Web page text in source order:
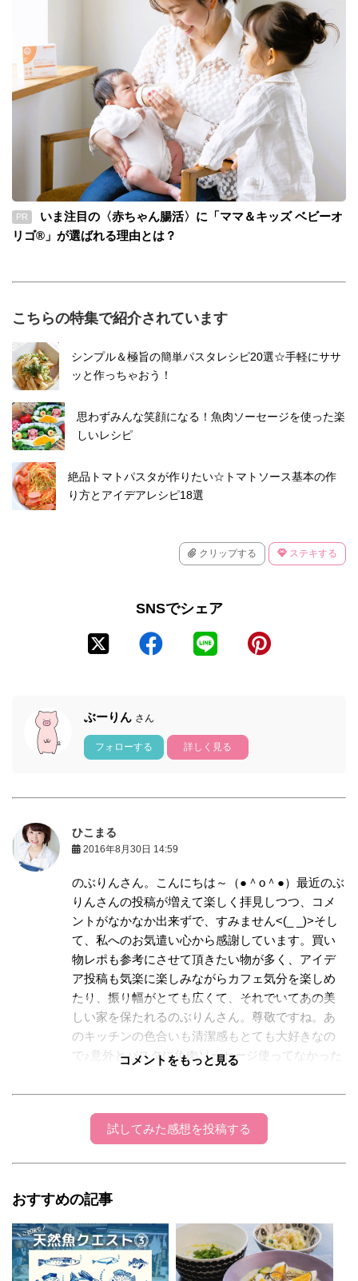
PR
いま注目の〈赤ちゃん腸活〉に「ママ＆キッズ ベビーオ
リゴ®」が選ばれる理由とは？
こちらの特集で紹介されています
シンプル＆極旨の簡単パスタレシピ20選☆手軽にササ
ッと作っちゃおう！
思わずみんな笑顔になる！魚肉ソーセージを使った楽
しいレシピ
絶品トマトパスタが作りたい☆トマトソース基本の作
り方とアイデアレシピ18選
クリップする ステキする
SNSでシェア
ぶーりん さん
フォローする 詳しく見る
ひこまる
2016年8月30日 14:59
のぶりんさん。こんにちは～（●＾o＾●）最近のぶ
りんさんの投稿が増えて楽しく拝見しつつ、コメ
ントがなかなか出来ずで、すみません<(_ _)>そし
て、私へのお気遣い心から感謝しています。買い
物レポも参考にさせて頂きたい物が多く、アイデ
ア投稿も気楽に楽しみながらカフェ気分を楽しめ
たり、振り幅がとても広くて、それでいてあの美
しい家を保たれるのぶりんさん。尊敬ですね。あ
のキッチンの色合いも清潔感もとても大好きなの
で♪意外とパスタに魚肉ソーセージ使ってなかった
上がりますね。教えてくれてありがとうございま
す♡是非試してみたいと思います♪そちらは台風で
しょうか？気を付けてお過ごしくださいね(^_-)-☆
ぶーりん
ありがとうございます。 こちらこそ、いつも短
い文章になってしまい、すみません（不精な性
格なので・・(^^;;） これからも、また節約術
コメントをもっと見る
試してみた感想を投稿する
おすすめの記事